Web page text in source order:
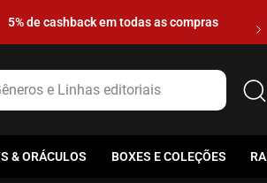
5% de cashback em todas as compras
e Linhas editoriais
& ORÁCULOS BOXES E COLEÇÕES